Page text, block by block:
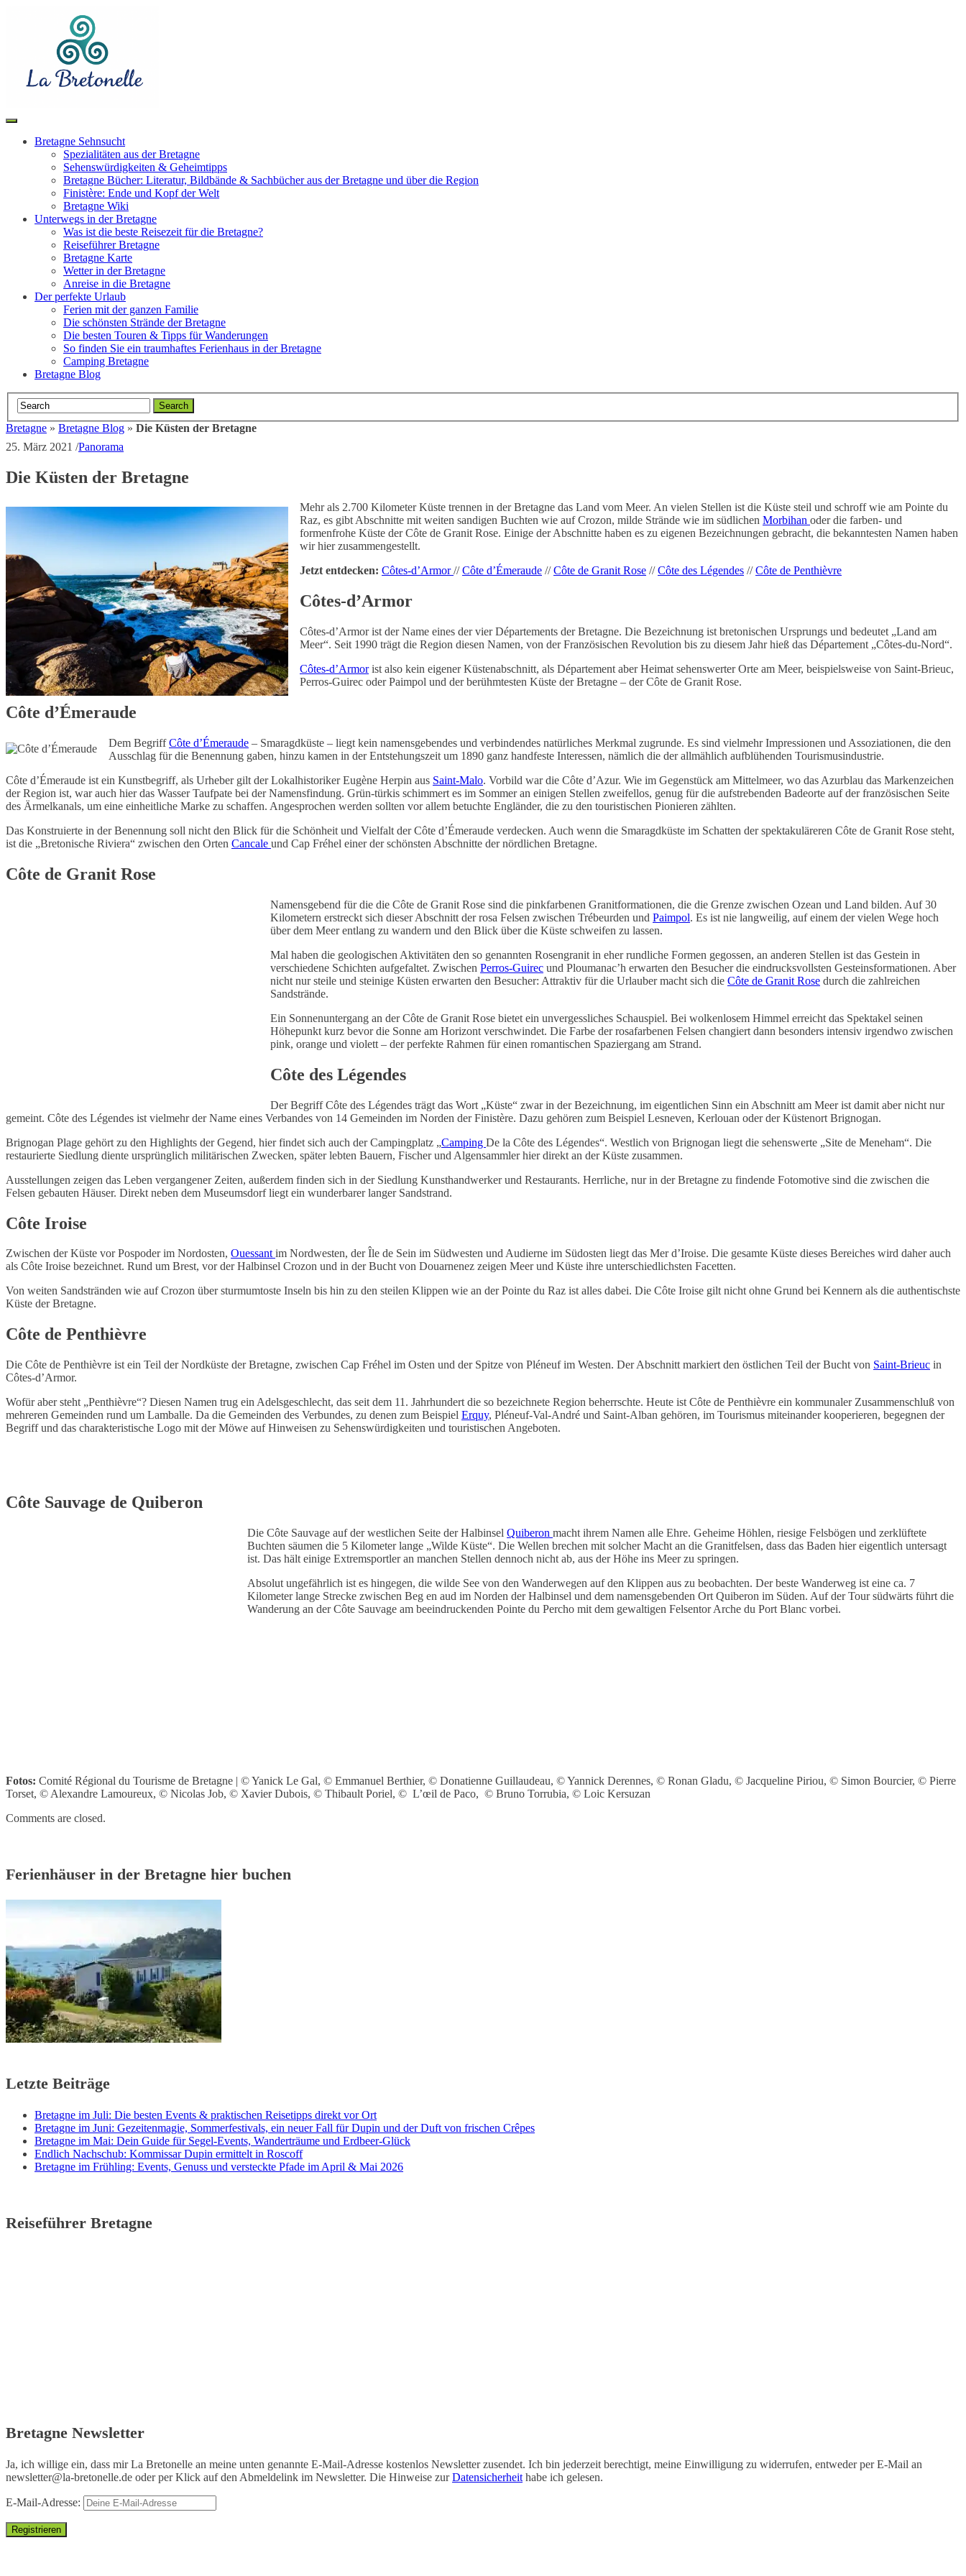
Toggle
navigationBretagne Sehnsucht
Spezialitäten aus der Bretagne
Sehenswürdigkeiten & Geheimtipps
Bretagne Bücher: Literatur, Bildbände & Sachbücher aus der Bretagne und über die Region
Finistère: Ende und Kopf der Welt
Bretagne Wiki
Unterwegs in der Bretagne
Was ist die beste Reisezeit für die Bretagne?
Reiseführer Bretagne
Bretagne Karte
Wetter in der Bretagne
Anreise in die Bretagne
Der perfekte Urlaub
Ferien mit der ganzen Familie
Die schönsten Strände der Bretagne
Die besten Touren & Tipps für Wanderungen
So finden Sie ein traumhaftes Ferienhaus in der Bretagne
Camping Bretagne
Bretagne Blog
Bretagne » Bretagne Blog » Die Küsten der Bretagne
25. März 2021 /Panorama
Die Küsten der Bretagne
Mehr als 2.700 Kilometer Küste trennen in der Bretagne das Land vom Meer. An vielen Stellen ist die Küste steil und schroff wie am Pointe du
Raz, es gibt Abschnitte mit weiten sandigen Buchten wie auf Crozon, milde Strände wie im südlichen Morbihan oder die farben- und
formenfrohe Küste der Côte de Granit Rose. Einige der Abschnitte haben es zu eigenen Bezeichnungen gebracht, die bekanntesten Namen haben
wir hier zusammengestellt.
Jetzt entdecken: Côtes-d’Armor//Côte d’Émeraude //Côte de Granit Rose //Côte des Légendes //Côte de Penthièvre
Côtes-d’Armor
Côtes-d’Armor ist der Name eines der vier Départements der Bretagne. Die Bezeichnung ist bretonischen Ursprungs und bedeutet „Land am
Meer“. Seit 1990 trägt die Region diesen Namen, von der Französischen Revolution bis zu diesem Jahr hieß das Département „Côtes-du-Nord“.
Côtes-d’Armorist also kein eigener Küstenabschnitt, als Département aber Heimat sehenswerter Orte am Meer, beispielsweise von Saint-Brieuc,
Perros-Guirec oder Paimpol und der berühmtesten Küste der Bretagne – der Côte de Granit Rose.
Côte d’Émeraude
Dem BegriffCôte d’Émeraude – Smaragdküste – liegt kein namensgebendes und verbindendes natürliches Merkmal zugrunde. Es sind vielmehr Impressionen und Assoziationen, die den
Ausschlag für die Benennung gaben, hinzu kamen in der Entstehungszeit um 1890 ganz handfeste Interessen, nämlich die der allmählich aufblühenden Tourismusindustrie.
Côte d’Émeraude ist ein Kunstbegriff, als Urheber gilt der Lokalhistoriker Eugène Herpin aus Saint-Malo. Vorbild war die Côte d’Azur. Wie im Gegenstück am Mittelmeer, wo das Azurblau das Markenzeichen
der Region ist, war auch hier das Wasser Taufpate bei der Namensfindung. Grün-türkis schimmert es im Sommer an einigen Stellen zweifellos, genug für die aufstrebenden Badeorte auf der französischen Seite
des Ärmelkanals, um eine einheitliche Marke zu schaffen. Angesprochen werden sollten vor allem betuchte Engländer, die zu den touristischen Pionieren zählten.
Das Konstruierte in der Benennung soll nicht den Blick für die Schönheit und Vielfalt der Côte d’Émeraude verdecken. Auch wenn die Smaragdküste im Schatten der spektakuläreren Côte de Granit Rose steht,
ist die „Bretonische Riviera“ zwischen den Orten Cancale und Cap Fréhel einer der schönsten Abschnitte der nördlichen Bretagne.
Côte de Granit Rose
Namensgebend für die die Côte de Granit Rose sind die pinkfarbenen Granitformationen, die die Grenze zwischen Ozean und Land bilden. Auf 30
Kilometern erstreckt sich dieser Abschnitt der rosa Felsen zwischen Trébeurden und Paimpol. Es ist nie langweilig, auf einem der vielen Wege hoch
über dem Meer entlang zu wandern und den Blick über die Küste schweifen zu lassen.
Mal haben die geologischen Aktivitäten den so genannten Rosengranit in eher rundliche Formen gegossen, an anderen Stellen ist das Gestein in
verschiedene Schichten aufgefaltet. Zwischen Perros-Guirec und Ploumanac’h erwarten den Besucher die eindrucksvollsten Gesteinsformationen. Aber
nicht nur steile und steinige Küsten erwarten den Besucher: Attraktiv für die Urlauber macht sich die Côte de Granit Rose durch die zahlreichen
Sandstrände.
Ein Sonnenuntergang an der Côte de Granit Rose bietet ein unvergessliches Schauspiel. Bei wolkenlosem Himmel erreicht das Spektakel seinen
Höhepunkt kurz bevor die Sonne am Horizont verschwindet. Die Farbe der rosafarbenen Felsen changiert dann besonders intensiv irgendwo zwischen
pink, orange und violett – der perfekte Rahmen für einen romantischen Spaziergang am Strand.
Côte des Légendes
Der Begriff Côte des Légendes trägt das Wort „Küste“ zwar in der Bezeichnung, im eigentlichen Sinn ein Abschnitt am Meer ist damit aber nicht nur
gemeint. Côte des Légendes ist vielmehr der Name eines Verbandes von 14 Gemeinden im Norden der Finistère. Dazu gehören zum Beispiel Lesneven, Kerlouan oder der Küstenort Brignogan.
Brignogan Plage gehört zu den Highlights der Gegend, hier findet sich auch der Campingplatz „Camping De la Côte des Légendes“. Westlich von Brignogan liegt die sehenswerte „Site de Meneham“. Die
restaurierte Siedlung diente ursprünglich militärischen Zwecken, später lebten Bauern, Fischer und Algensammler hier direkt an der Küste zusammen.
Ausstellungen zeigen das Leben vergangener Zeiten, außerdem finden sich in der Siedlung Kunsthandwerker und Restaurants. Herrliche, nur in der Bretagne zu findende Fotomotive sind die zwischen die
Felsen gebauten Häuser. Direkt neben dem Museumsdorf liegt ein wunderbarer langer Sandstrand.
Côte Iroise
Zwischen der Küste vor Pospoder im Nordosten, Ouessantim Nordwesten, der Île de Sein im Südwesten und Audierne im Südosten liegt das Mer d’Iroise. Die gesamte Küste dieses Bereiches wird daher auch
als Côte Iroise bezeichnet. Rund um Brest, vor der Halbinsel Crozon und in der Bucht von Douarnenez zeigen Meer und Küste ihre unterschiedlichsten Facetten.
Von weiten Sandstränden wie auf Crozon über sturmumtoste Inseln bis hin zu den steilen Klippen wie an der Pointe du Raz ist alles dabei. Die Côte Iroise gilt nicht ohne Grund bei Kennern als die authentischste
Küste der Bretagne.
Côte de Penthièvre
Die Côte de Penthièvre ist ein Teil der Nordküste der Bretagne, zwischen Cap Fréhel im Osten und der Spitze von Pléneuf im Westen. Der Abschnitt markiert den östlichen Teil der Bucht von Saint-Brieuc in
Côtes-d’Armor.
Wofür aber steht „Penthièvre“? Diesen Namen trug ein Adelsgeschlecht, das seit dem 11. Jahrhundert die so bezeichnete Region beherrschte. Heute ist Côte de Penthièvre ein kommunaler Zusammenschluß von
mehreren Gemeinden rund um Lamballe. Da die Gemeinden des Verbundes, zu denen zum Beispiel Erquy, Pléneuf-Val-André und Saint-Alban gehören, im Tourismus miteinander kooperieren, begegnen der
Begriff und das charakteristische Logo mit der Möwe auf Hinweisen zu Sehenswürdigkeiten und touristischen Angeboten.
Côte Sauvage de Quiberon
Die Côte Sauvage auf der westlichen Seite der Halbinsel Quiberon macht ihrem Namen alle Ehre. Geheime Höhlen, riesige Felsbögen und zerklüftete
Buchten säumen die 5 Kilometer lange „Wilde Küste“. Die Wellen brechen mit solcher Macht an die Granitfelsen, dass das Baden hier eigentlich untersagt
ist. Das hält einige Extremsportler an manchen Stellen dennoch nicht ab, aus der Höhe ins Meer zu springen.
Absolut ungefährlich ist es hingegen, die wilde See von den Wanderwegen auf den Klippen aus zu beobachten. Der beste Wanderweg ist eine ca. 7
Kilometer lange Strecke zwischen Beg en aud im Norden der Halbinsel und dem namensgebenden Ort Quiberon im Süden. Auf der Tour südwärts führt die
Wanderung an der Côte Sauvage am beeindruckenden Pointe du Percho mit dem gewaltigen Felsentor Arche du Port Blanc vorbei.
Fotos: Comité Régional du Tourisme de Bretagne | © Yanick Le Gal, © Emmanuel Berthier, © Donatienne Guillaudeau, © Yannick Derennes, © Ronan Gladu, © Jacqueline Piriou, © Simon Bourcier, © Pierre
Torset, © Alexandre Lamoureux, © Nicolas Job, © Xavier Dubois, © Thibault Poriel, © L’œil de Paco, © Bruno Torrubia, © Loic Kersuzan
Comments are closed.
Ferienhäuser in der Bretagne hier buchen
Letzte Beiträge
Bretagne im Juli: Die besten Events & praktischen Reisetipps direkt vor Ort
Bretagne im Juni: Gezeitenmagie, Sommerfestivals, ein neuer Fall für Dupin und der Duft von frischen Crêpes
Bretagne im Mai: Dein Guide für Segel-Events, Wanderträume und Erdbeer-Glück
Endlich Nachschub: Kommissar Dupin ermittelt in Roscoff
Bretagne im Frühling: Events, Genuss und versteckte Pfade im April & Mai 2026
Reiseführer Bretagne
Bretagne Newsletter
Ja, ich willige ein, dass mir La Bretonelle an meine unten genannte E-Mail-Adresse kostenlos Newsletter zusendet. Ich bin jederzeit berechtigt, meine Einwilligung zu widerrufen, entweder per E-Mail an
newsletter@la-bretonelle.de oder per Klick auf den Abmeldelink im Newsletter. Die Hinweise zurDatensicherheit habe ich gelesen.
E-Mail-Adresse: